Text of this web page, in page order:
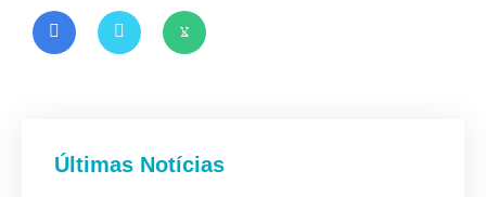
Últimas Notícias